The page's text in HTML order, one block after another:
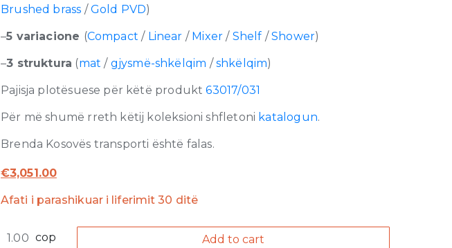
Brushed brass /Gold PVD)
–5 variacione (Compact / Linear / Mixer / Shelf /Shower)
–3 struktura (mat / gjysmë-shkëlqim /shkëlqim)
Pajisja plotësuese për këtë produkt63017/031
Për më shumë rreth këtij koleksioni shfletoni katalogun.
Brenda Kosovës transporti është falas.
€3,051.00
Afati i parashikuar i liferimit 30 ditë
Fi
cop Add to cart